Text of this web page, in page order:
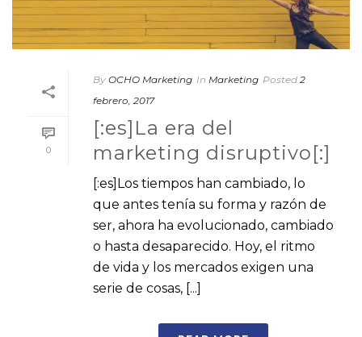
0
By OCHO Marketing In Marketing Posted 2
febrero, 2017
[:es]La era del
marketing disruptivo[:]
[:es]Los tiempos han cambiado, lo
que antes tenía su forma y razón de
ser, ahora ha evolucionado, cambiado
o hasta desaparecido. Hoy, el ritmo
de vida y los mercados exigen una
serie de cosas, [...]